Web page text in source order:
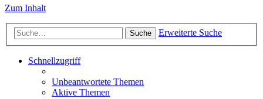
Zum Inhalt
Suche Erweiterte Suche
Schnellzugriff
Unbeantwortete Themen
Aktive Themen